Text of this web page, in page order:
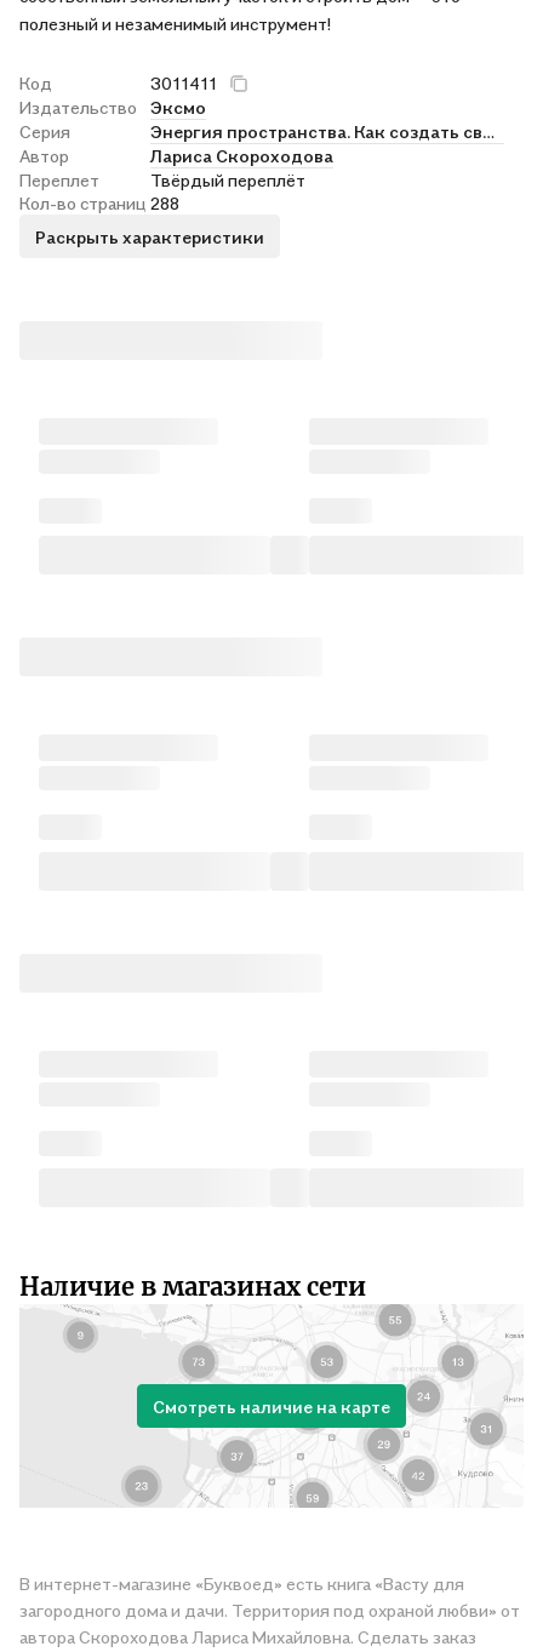
полезный и незаменимый инструмент!
Код
3011411
Издательство
Эксмо
Серия
Энергия пространства. Как создать свой счастливый дом
Автор
Лариса Скороходова
Переплет
Твёрдый переплёт
Кол-во страниц 288
Раскрыть характеристики
Наличие в магазинах сети
Смотреть наличие на карте
В интернет-магазине «Буквоед» есть книга «Васту для
загородного дома и дачи. Территория под охраной любви» от
автора Скороходова Лариса Михайловна. Сделать заказ